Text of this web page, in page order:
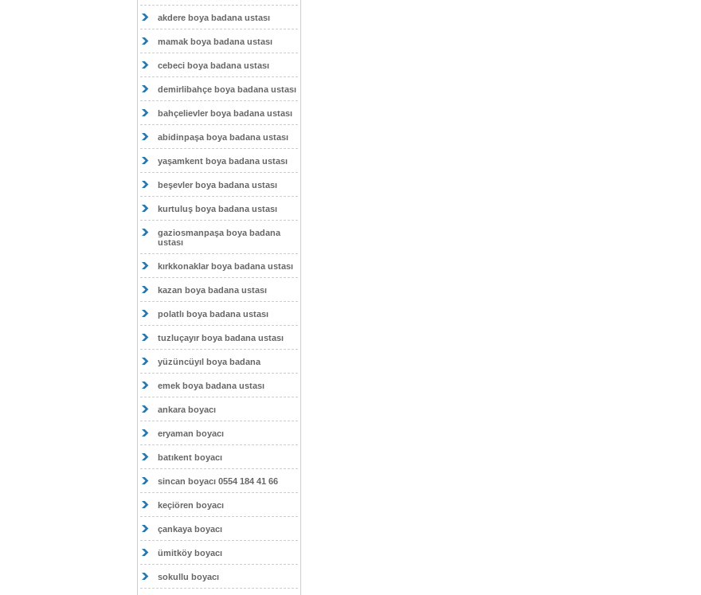
akdere boya badana ustası
mamak boya badana ustası
cebeci boya badana ustası
demirlibahçe boya badana ustası
bahçelievler boya badana ustası
abidinpaşa boya badana ustası
yaşamkent boya badana ustası
beşevler boya badana ustası
kurtuluş boya badana ustası
gaziosmanpaşa boya badana
ustası
kırkkonaklar boya badana ustası
kazan boya badana ustası
polatlı boya badana ustası
tuzluçayır boya badana ustası
yüzüncüyıl boya badana
emek boya badana ustası
ankara boyacı
eryaman boyacı
batıkent boyacı
sincan boyacı 0554 184 41 66
keçiören boyacı
çankaya boyacı
ümitköy boyacı
sokullu boyacı